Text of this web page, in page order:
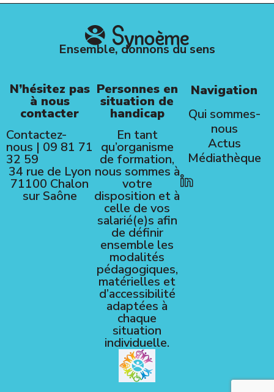
Ensemble, donnons du sens
N’hésitez pas
à nous
contacter
Contactez-
nous | 09 81 71
32 59
34 rue de Lyon
71100 Chalon
sur Saône
Personnes en
situation de
handicap
En tant
qu’organisme
de formation,
nous sommes à
votre
disposition et à
celle de vos
salarié(e)s afin
de définir
ensemble les
modalités
pédagogiques,
matérielles et
d’accessibilité
adaptées à
chaque
situation
individuelle.
Navigation
Qui sommes-
nous
Actus
Médiathèque